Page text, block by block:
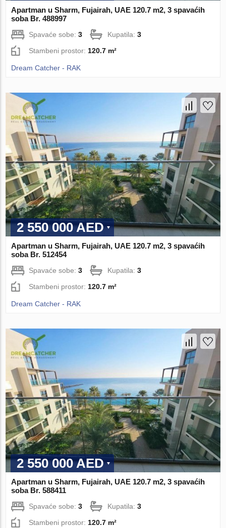
Apartman u Sharm, Fujairah, UAE 120.7 m2, 3 spavaćih
soba Br. 488997
Spavaće sobe:3 Kupatila:3
Stambeni prostor: 120.7 m²
Dream Catcher - RAK
2 550 000 AED
Apartman u Sharm, Fujairah, UAE 120.7 m2, 3 spavaćih
soba Br. 512454
Spavaće sobe:3 Kupatila:3
Stambeni prostor: 120.7 m²
Dream Catcher - RAK
2 550 000 AED
Apartman u Sharm, Fujairah, UAE 120.7 m2, 3 spavaćih
soba Br. 588411
Spavaće sobe:3 Kupatila:3
Stambeni prostor: 120.7 m²